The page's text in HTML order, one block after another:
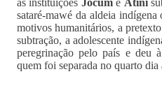
as instituições Jocume Atini
sataré-mawé da aldeia
motivos humanitários, a
subtração, a adolescente
peregrinação pelo país e deu
quem foi separada no quarto dia